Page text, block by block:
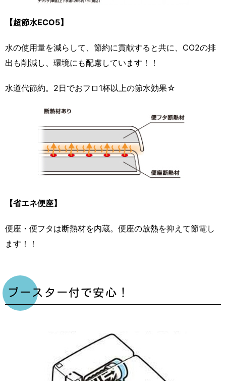
【超節水ECO5】
水の使用量を減らして、節約に貢献すると共に、CO2の排
出も削減し、環境にも配慮しています！！
水道代節約。2日でおフロ1杯以上の節水効果☆
【省エネ便座】
便座・便フタは断熱材を内蔵。便座の放熱を抑えて節電し
ます！！
ブースター付で安心！